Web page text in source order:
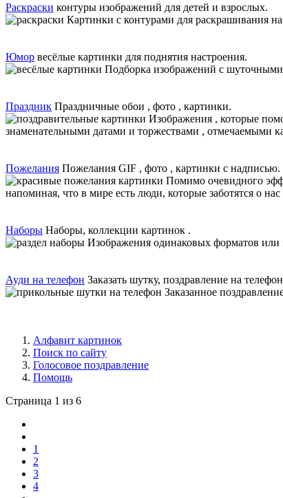
Раскраски контуры изображений для детей и взрослых.
Картинки с контурами для раскрашивания
Юмор весёлые картинки для поднятия настроения.
Подборка изображений с
Праздник Праздничные обои , фото , картинки.
Изображения , которые
знаменательными датами и торжествами , отмечаемыми
Пожелания Пожелания GIF , фото , картинки с надписью.
Помимо очевидного
напоминая, что в мире есть люди, которые заботятся о
Наборы Наборы, коллекции картинок .
Изображения одинаковых форматов
Ауди на телефон Заказать шутку, поздравление на
Заказанное
Алфавит картинок
Поиск по сайту
Голосовое поздравление
Помощь
Страница 1 из 6
1
2
3
4